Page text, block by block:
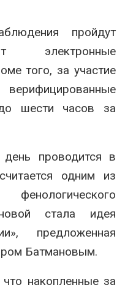
пройдут
электронные
того, за участие
шести часов за
день проводится в
одним из
стала идея
предложенная
Батмановым.
накопленные за